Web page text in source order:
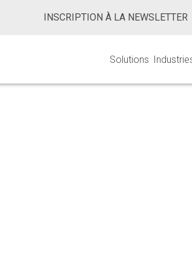
INSCRIPTION À LA NEWSLETTER
Solutions
Accéléré